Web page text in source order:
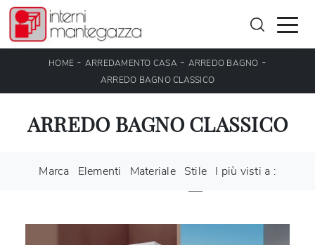
HOME - ARREDAMENTO CASA- ARREDO BAGNO -
ARREDO BAGNO CLASSICO
ARREDO BAGNO CLASSICO
Marca Elementi Materiale Stile I più visti a :